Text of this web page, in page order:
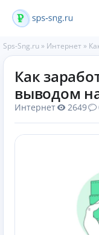
Sps-Sng.ru » Интернет »
Как
выводом
Интернет 2649